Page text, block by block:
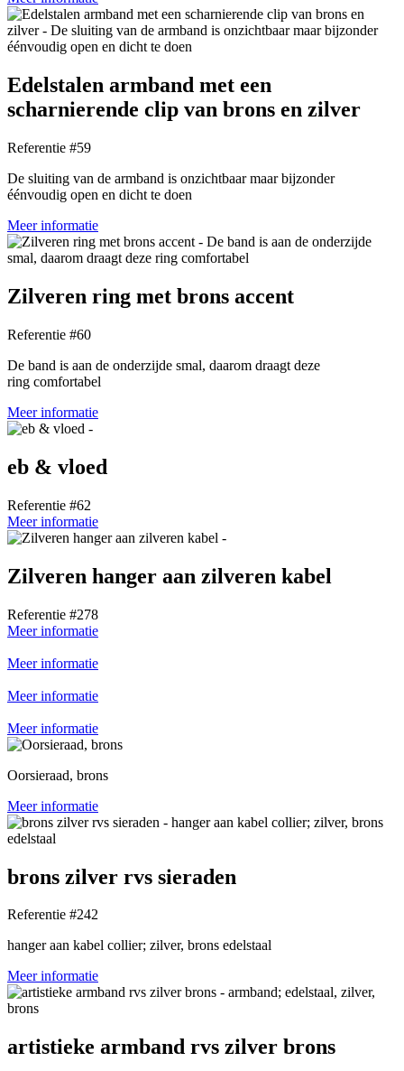
Edelstalen armband met een
scharnierende clip van brons en zilver
Referentie #59
De sluiting van de armband is onzichtbaar maar bijzonder
éénvoudig open en dicht te doen
Meer informatie
Zilveren ring met brons accent
Referentie #60
De band is aan de onderzijde smal, daarom draagt deze
ring comfortabel
Meer informatie
eb & vloed
Referentie #62
Meer informatie
Zilveren hanger aan zilveren kabel
Referentie #278
Meer informatie
Meer informatie
Meer informatie
Meer informatie
Oorsieraad, brons
Meer informatie
brons zilver rvs sieraden
Referentie #242
hanger aan kabel collier; zilver, brons edelstaal
Meer informatie
artistieke armband rvs zilver brons